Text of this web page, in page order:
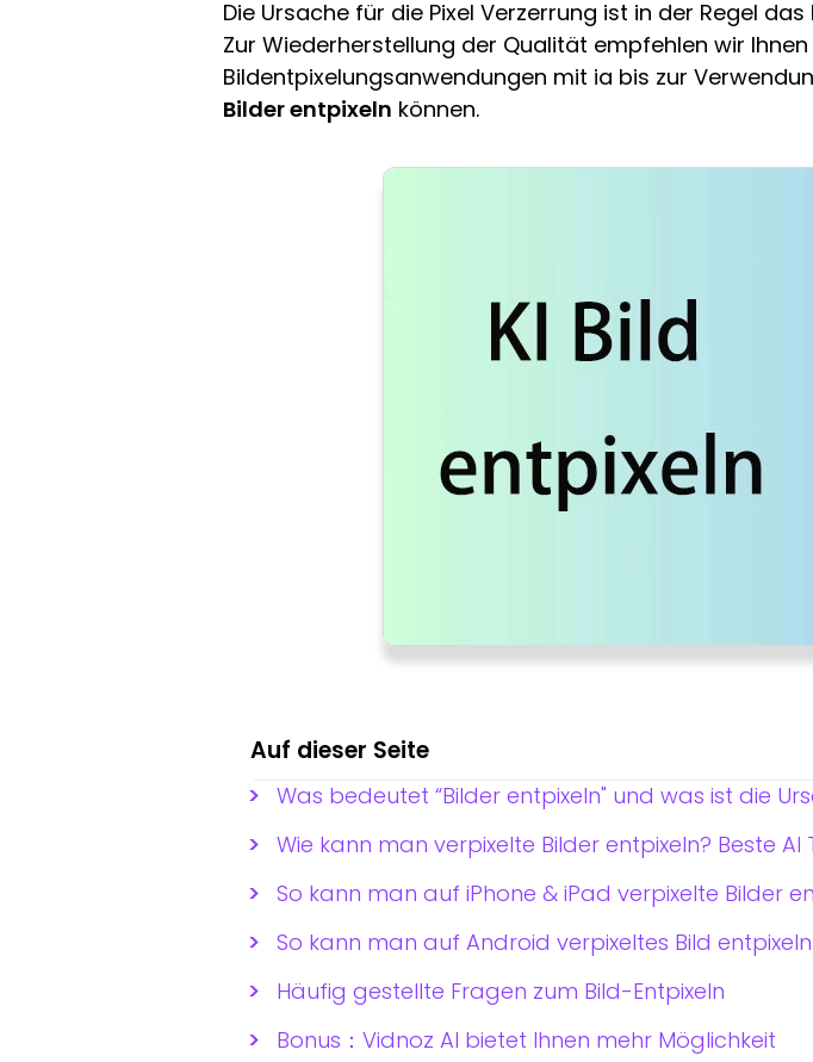
Die Ursache für die Pixel Verzerrung ist in der Regel
Zur Wiederherstellung der Qualität empfehlen wir
Bildentpixelungsanwendungen mit ia bis zur
Bilder entpixeln können.
Auf dieser Seite
Was bedeutet “Bilder entpixeln" und was ist die
Wie kann man verpixelte Bilder entpixeln? Beste AI
So kann man auf iPhone & iPad verpixelte Bilder
So kann man auf Android verpixeltes Bild entpixeln
Häufig gestellte Fragen zum Bild-Entpixeln
Bonus：Vidnoz AI bietet Ihnen mehr Möglichkeit